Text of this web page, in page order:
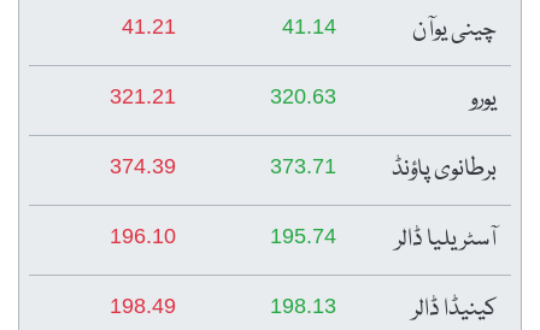
چینی یوآن
41.14
41.21
یورو 320.63
321.21
برطانوی پاؤنڈ 373.71
374.39
آسٹریلیا ڈالر 195.74
196.10
کینیڈا ڈالر 198.13
198.49